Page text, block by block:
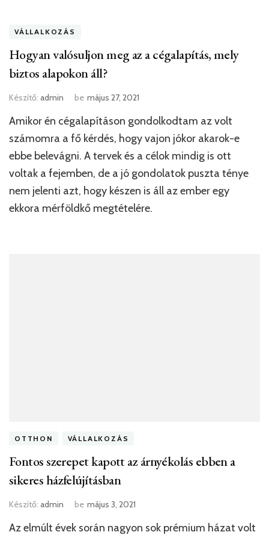
VÁLLALKOZÁS
Hogyan valósuljon meg az a cégalapítás, mely
biztos alapokon áll?
Készítő: admin be május 27, 2021
Amikor én cégalapításon gondolkodtam az volt
számomra a fő kérdés, hogy vajon jókor akarok-e
ebbe belevágni. A tervek és a célok mindig is ott
voltak a fejemben, de a jó gondolatok puszta ténye
nem jelenti azt, hogy készen is áll az ember egy
ekkora mérföldkő megtételére.
OTTHON VÁLLALKOZÁS
Fontos szerepet kapott az árnyékolás ebben a
sikeres házfelújításban
Készítő: admin be május 3, 2021
Az elmúlt évek során nagyon sok prémium házat volt